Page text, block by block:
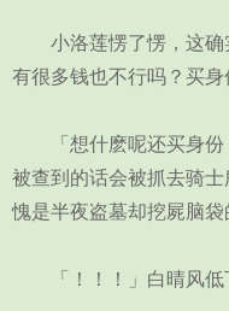
小洛莲愣了愣，这确
有很多钱也不行吗？买身
「想什麽呢还买身份
被查到的话会被抓去骑
愧是半夜盗墓却挖屍脑袋
「！！！」白晴风低